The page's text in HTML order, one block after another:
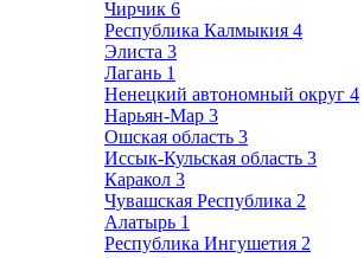
Чирчик 6
Республика Калмыкия 4
Элиста 3
Лагань 1
Ненецкий автономный округ 4
Нарьян-Мар 3
Ошская область 3
Иссык-Кульская область 3
Каракол 3
Чувашская Республика 2
Алатырь 1
Республика Ингушетия 2